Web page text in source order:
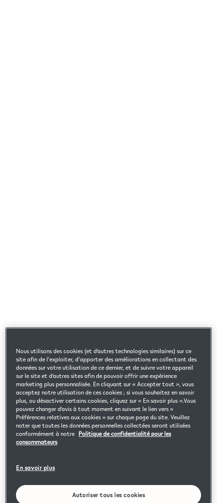
Nous utilisons des cookies (et d’autres technologies similaires) sur ce
site afin de l'exploiter, d'apporter des améliorations en collectant des
données sur votre utilisation de ce dernier, et de suivre votre appareil
sur le site et d’autres sites afin de pouvoir offrir une expérience
marketing plus personnalisée. En cliquant sur « Accepter tout », vous
acceptez notre utilisation de ces cookies ; si vous souhaitez en savoir
plus, ou désactiver certains cookies, cliquez sur « En savoir plus ».Vous
pouvez changer d’avis à tout moment en suivant le lien vers «
Préférences relatives aux cookies » sur chaque page du site. Veuillez
noter que toutes les données personnelles collectées seront utilisées
conformément à notre Politique de confidentialité pour les
consommateurs
En savoir plus
Autoriser tous les cookies